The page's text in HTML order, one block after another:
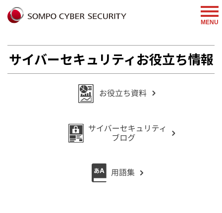
MENU
サイバーセキュリティお役立ち情報